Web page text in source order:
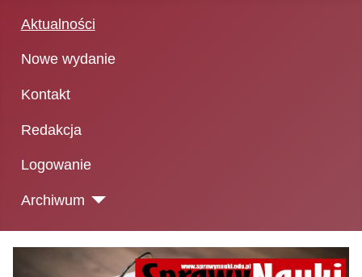
Aktualności
Nowe wydanie
Kontakt
Redakcja
Logowanie
Archiwum